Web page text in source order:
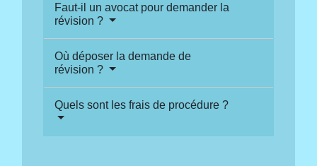
Faut-il un avocat pour demander la
révision ?
Où déposer la demande de
révision ?
Quels sont les frais de procédure ?